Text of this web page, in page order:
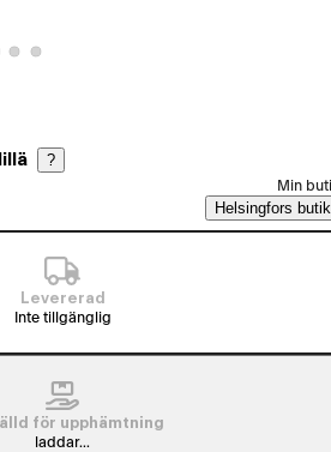
produktbild 1
Visa produktbild 2
Visa produktbild 3
?
Min
Helsingfors butik
Levererad
Inte tillgänglig
för upphämtning
laddar...